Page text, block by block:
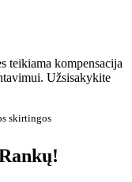
teikiama kompensacija
Užsisakykite
skirtingos